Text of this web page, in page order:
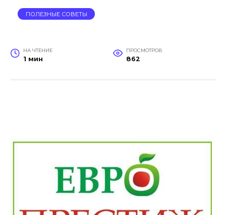
ПОЛЕЗНЫЕ СОВЕТЫ
НА ЧТЕНИЕ
1 мин
ПРОСМОТРОВ
862